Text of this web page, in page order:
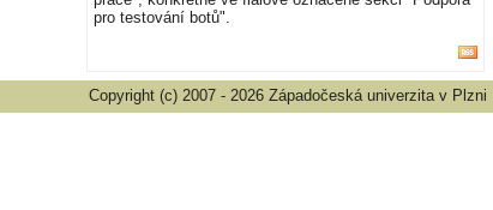
pro testování botů".
Copyright (c) 2007 - 2026 Západočeská univerzita v Plzni